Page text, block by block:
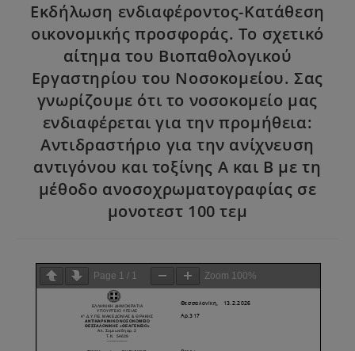
Εκδήλωση ενδιαφέροντος-Κατάθεση
οικονομικής προσφοράς. Το σχετικό
αίτημα του Bιοπαθολογικού
Εργαστηρίου του Νοσοκομείου. Σας
γνωρίζουμε ότι το νοσοκομείο μας
ενδιαφέρεται για την προμήθεια:
Αντιδραστήριο για την ανίχνευση
αντιγόνου και τοξίνης Α και Β με τη
μέθοδο ανοσοχρωματογραφίας σε
μονοτεστ 100 τεμ
Page 1 / 1 Zoom 100%